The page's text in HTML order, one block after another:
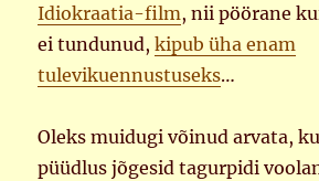
Idiokraatia-film, nii pöörane
ei tundunud,kipub üha enam
tulevikuennustuseks…
Oleks muidugi võinud arvata,
püüdlus jõgesid tagurpidi